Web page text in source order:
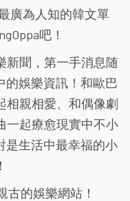
廣為人知的韓文單
吧！
新聞，第一手消息随
的娛樂資訊！和歐巴
相親相愛、和偶像劇
一起療愈現實中不小
是生活中最幸福的小
古的娛樂網站！